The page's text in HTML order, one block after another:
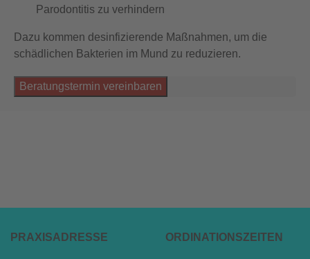
Parodontitis zu verhindern
Dazu kommen desinfizierende Maßnahmen, um die
schädlichen Bakterien im Mund zu reduzieren.
Beratungstermin vereinbaren
PRAXISADRESSE ORDINATIONSZEITEN